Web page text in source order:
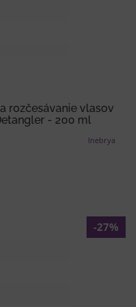
rozčesávanie vlasov
- 200 ml
Inebrya
-27%